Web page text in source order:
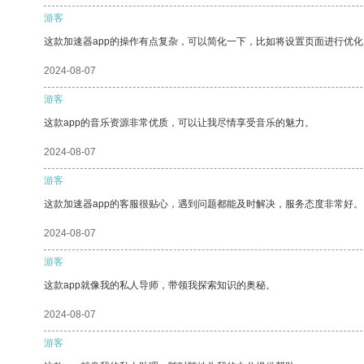
游客
这款加速器app的操作有点复杂，可以简化一下，比如将设置页面进行优
2024-08-07
游客
这款app的音乐资源非常优质，可以让我尽情享受音乐的魅力。
2024-08-07
游客
这款加速器app的客服很贴心，遇到问题都能及时解决，服务态度非常好。
2024-08-07
游客
这款app就像我的私人导师，带领我探索知识的奥秘。
2024-08-07
游客